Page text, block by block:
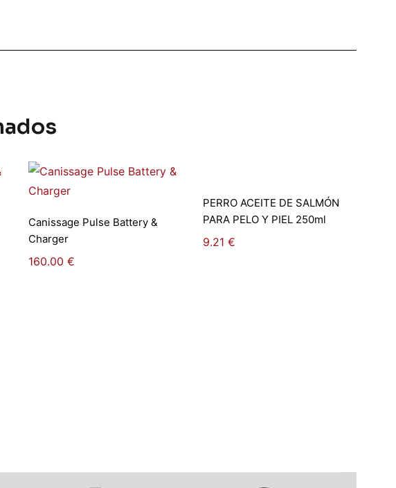
Canissage Pulse Battery &
Charger
160.00 €
PERRO ACEITE DE SALMÓN
PARA PELO Y PIEL 250ml
9.21 €